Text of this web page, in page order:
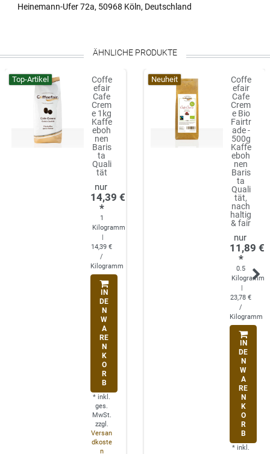
Heinemann-Ufer 72a, 50968 Köln, Deutschland
ÄHNLICHE PRODUKTE
Top-Artikel
Coffe
efair
Cafe
Crem
e 1kg
Kaffe
eboh
nen
Baris
ta
Quali
tät
14,39 €
*
1
Kilogramm
14,39 €
/
Kilogramm
IN
DE
N
W
A
RE
N
K
O
R
B
* inkl.
ges.
MwSt.
zzgl.
Versan
dkoste
n
Neuheit
Coffe
efair
Cafe
Crem
e Bio
Fairtr
ade -
500g
Kaffe
eboh
nen
Baris
ta
Quali
tät,
nach
haltig
& fair
11,89 €
*
0.5
Kilogramm
23,78 €
/
Kilogramm
IN
DE
N
W
A
RE
N
K
O
R
B
* inkl.